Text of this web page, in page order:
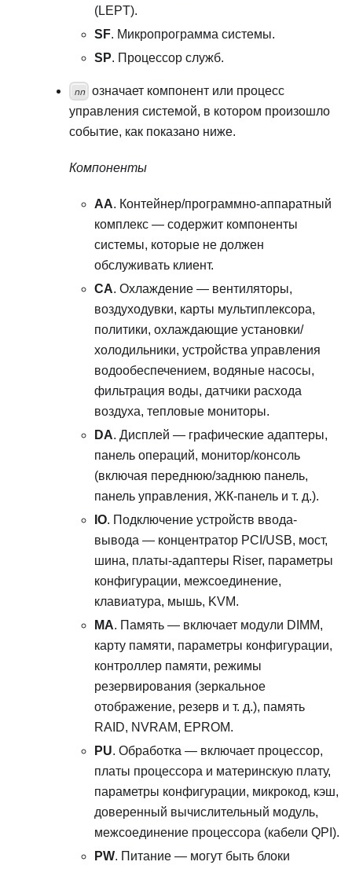
(LEPT).
SF. Микропрограмма системы.
SP. Процессор служб.
nn означает компонент или процесс
управления системой, в котором произошло
событие, как показано ниже.
Компоненты
AA. Контейнер/программно-аппаратный
комплекс — содержит компоненты
системы, которые не должен
обслуживать клиент.
CA. Охлаждение — вентиляторы,
воздуходувки, карты мультиплексора,
политики, охлаждающие установки/
холодильники, устройства управления
водообеспечением, водяные насосы,
фильтрация воды, датчики расхода
воздуха, тепловые мониторы.
DA. Дисплей — графические адаптеры,
панель операций, монитор/консоль
(включая переднюю/заднюю панель,
панель управления, ЖК-панель и т. д.).
IO. Подключение устройств ввода-
вывода — концентратор PCI/USB, мост,
шина, платы-адаптеры Riser, параметры
конфигурации, межсоединение,
клавиатура, мышь, KVM.
MA. Память — включает модули DIMM,
карту памяти, параметры конфигурации,
контроллер памяти, режимы
резервирования (зеркальное
отображение, резерв и т. д.), память
RAID, NVRAM, EPROM.
PU. Обработка — включает процессор,
платы процессора и материнскую плату,
параметры конфигурации, микрокод, кэш,
доверенный вычислительный модуль,
межсоединение процессора (кабели QPI).
PW. Питание — могут быть блоки